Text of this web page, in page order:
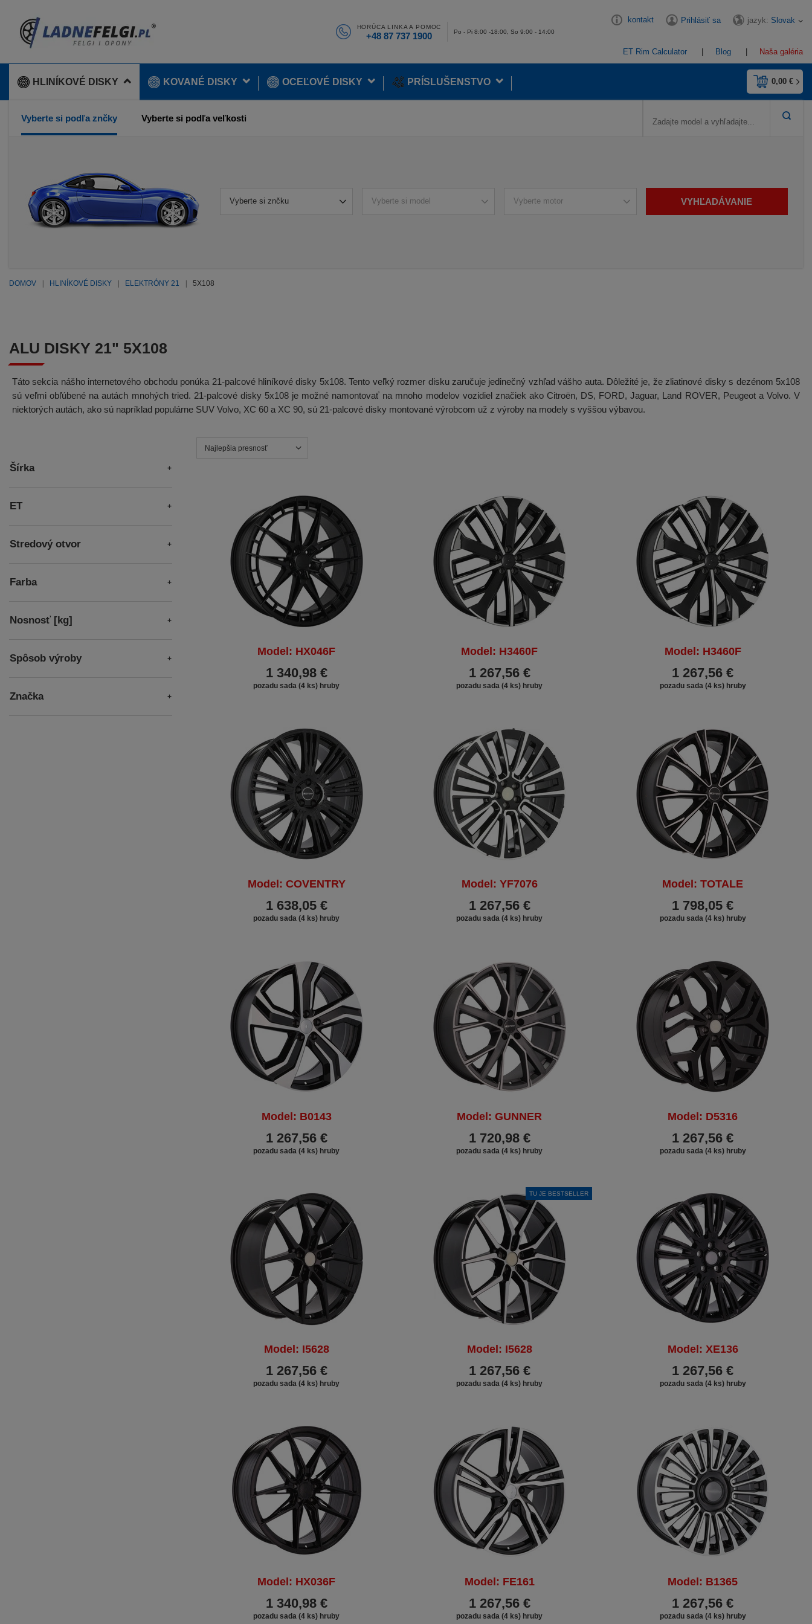
HORÚCA LINKA A POMOC
+48 87 737 1900 Po - Pi 8:00 -18:00, So 9:00 - 14:00
kontakt Prihlásiť sa jazyk: Slovak
ET Rim Calculator Blog Naša galéria
0,00 €
HLINÍKOVÉ DISKY KOVANÉ DISKY OCEĽOVÉ DISKY PRÍSLUŠENSTVO
Vyberte si podľa znčky Vyberte si podľa veľkosti
Vyberte si znčku Vyberte si model Vyberte motor VYHĽADÁVANIE
DOMOV HLINÍKOVÉ DISKY ELEKTRÓNY 21 5X108
ALU DISKY 21" 5X108
Táto sekcia nášho internetového obchodu ponúka 21-palcové hliníkové disky 5x108. Tento veľký rozmer disku zaručuje jedinečný vzhľad vášho auta. Dôležité je, že zliatinové disky s dezénom 5x108
sú veľmi obľúbené na autách mnohých tried. 21-palcové disky 5x108 je možné namontovať na mnoho modelov vozidiel značiek ako Citroën, DS, FORD, Jaguar, Land ROVER, Peugeot a Volvo. V
niektorých autách, ako sú napríklad populárne SUV Volvo, XC 60 a XC 90, sú 21-palcové disky montované výrobcom už z výroby na modely s vyššou výbavou.
Šírka
ET
Stredový otvor
Farba
Nosnosť [kg]
Spôsob výroby
Značka
Najlepšia presnosť
Model: HX046F
1 340,98 €
pozadu sada (4 ks) hruby
Model: H3460F
1 267,56 €
pozadu sada (4 ks) hruby
Model: H3460F
1 267,56 €
pozadu sada (4 ks) hruby
Model: COVENTRY
1 638,05 €
pozadu sada (4 ks) hruby
Model: YF7076
1 267,56 €
pozadu sada (4 ks) hruby
Model: TOTALE
1 798,05 €
pozadu sada (4 ks) hruby
Model: B0143
1 267,56 €
pozadu sada (4 ks) hruby
Model: GUNNER
1 720,98 €
pozadu sada (4 ks) hruby
Model: D5316
1 267,56 €
pozadu sada (4 ks) hruby
Model: I5628
1 267,56 €
pozadu sada (4 ks) hruby
TU JE BESTSELLER
Model: I5628
1 267,56 €
pozadu sada (4 ks) hruby
Model: XE136
1 267,56 €
pozadu sada (4 ks) hruby
Model: HX036F
1 340,98 €
pozadu sada (4 ks) hruby
Model: FE161
1 267,56 €
pozadu sada (4 ks) hruby
Model: B1365
1 267,56 €
pozadu sada (4 ks) hruby